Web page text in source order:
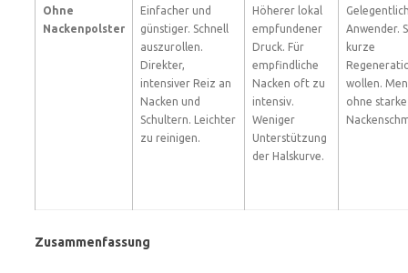
Ohne
Nackenpolster
Einfacher und
günstiger. Schnell
auszurollen.
Direkter,
intensiver Reiz an
Nacken und
Schultern. Leichter
zu reinigen.
Höherer lokal
empfundener
Druck. Für
empfindliche
Nacken oft zu
intensiv.
Weniger
Unterstützung
der Halskurve.
Anwender.
kurze
wollen.
ohne starke
Zusammenfassung